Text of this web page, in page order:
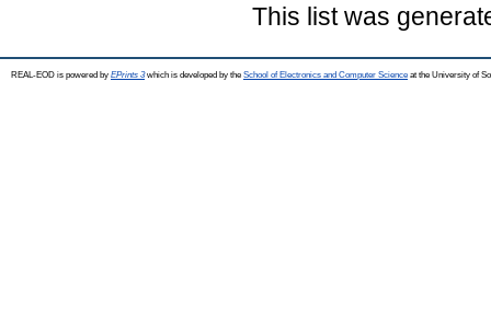
This list was
REAL-EOD is powered by EPrints 3which is developed by the School of Electronics and Computer Science at the University of